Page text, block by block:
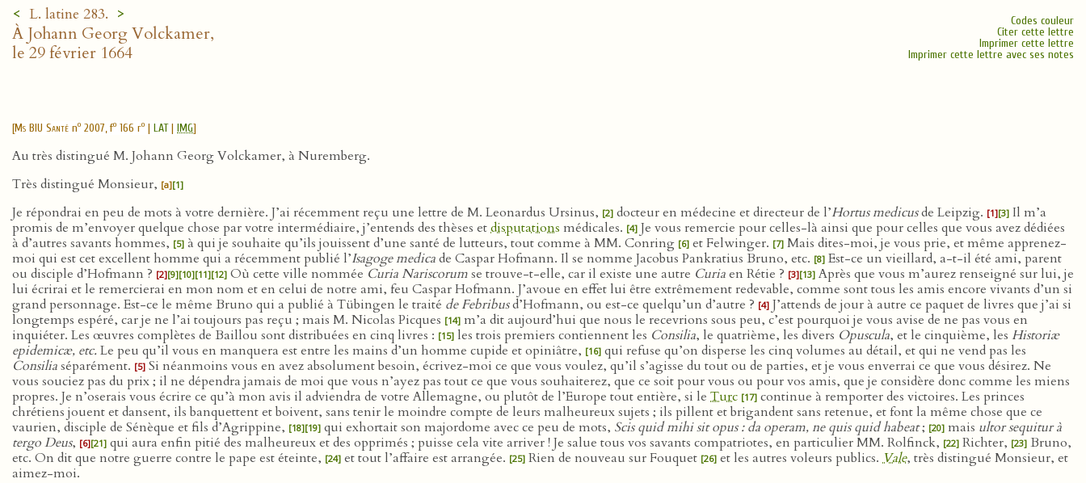
< L. latine 283. >
À Johann Georg Volckamer,
le 29 février 1664
Codes couleur
Citer cette lettre
Imprimer cette lettre
Imprimer cette lettre avec ses notes
[Ms BIU Santé no 2007, fo 166 ro | LAT| IMG]
Au très distingué M. Johann Georg Volckamer, à Nuremberg.
Très distingué Monsieur, [a][1]
Je répondrai en peu de mots à votre dernière. J’ai récemment reçu une lettre de M. Leonardus Ursinus, [2] docteur en médecine et directeur de l’Hortus medicusde Leipzig. [1][3] Il m’a
promis de m’envoyer quelque chose par votre intermédiaire, j’entends des thèses etdisputations médicales. [4] Je vous remercie pour celles-là ainsi que pour celles que vous avez dédiées
à d’autres savants hommes, [5] à qui je souhaite qu’ils jouissent d’une santé de lutteurs, tout comme à MM. Conring [6] et Felwinger. [7] Mais dites-moi, je vous prie, et même apprenez-
moi qui est cet excellent homme qui a récemment publié l’Isagoge medicade Caspar Hofmann. Il se nomme Jacobus Pankratius Bruno, etc. [8] Est-ce un vieillard, a-t-il été ami, parent
ou disciple d’Hofmann ? [2][9][10][11][12] Où cette ville nommée Curia Nariscorumse trouve-t-elle, car il existe une autre Curiaen Rétie ? [3][13] Après que vous m’aurez renseigné sur lui, je
lui écrirai et le remercierai en mon nom et en celui de notre ami, feu Caspar Hofmann. J’avoue en effet lui être extrêmement redevable, comme sont tous les amis encore vivants d’un si
grand personnage. Est-ce le même Bruno qui a publié à Tübingen le traité de Febribusd’Hofmann, ou est-ce quelqu’un d’autre ? [4] J’attends de jour à autre ce paquet de livres que j’ai si
longtemps espéré, car je ne l’ai toujours pas reçu ; mais M. Nicolas Picques [14] m’a dit aujourd’hui que nous le recevrions sous peu, c’est pourquoi je vous avise de ne pas vous en
inquiéter. Les œuvres complètes de Baillou sont distribuées en cinq livres : [15] les trois premiers contiennent les Consilia, le quatrième, les divers Opuscula, et le cinquième, les Historiæ
epidemicæ, etc. Le peu qu’il vous en manquera est entre les mains d’un homme cupide et opiniâtre, [16] qui refuse qu’on disperse les cinq volumes au détail, et qui ne vend pas les
Consiliaséparément. [5] Si néanmoins vous en avez absolument besoin, écrivez-moi ce que vous voulez, qu’il s’agisse du tout ou de parties, et je vous enverrai ce que vous désirez. Ne
vous souciez pas du prix ; il ne dépendra jamais de moi que vous n’ayez pas tout ce que vous souhaiterez, que ce soit pour vous ou pour vos amis, que je considère donc comme les miens
propres. Je n’oserais vous écrire ce qu’à mon avis il adviendra de votre Allemagne, ou plutôt de l’Europe tout entière, si le Turc [17] continue à remporter des victoires. Les princes
chrétiens jouent et dansent, ils banquettent et boivent, sans tenir le moindre compte de leurs malheureux sujets ; ils pillent et brigandent sans retenue, et font la même chose que ce
vaurien, disciple de Sénèque et fils d’Agrippine, [18][19] qui exhortait son majordome avec ce peu de mots, Scis quid mihi sit opus : da operam, ne quis quid habeat; [20] mais ultor sequitur à
tergo Deus, [6][21] qui aura enfin pitié des malheureux et des opprimés ; puisse cela vite arriver ! Je salue tous vos savants compatriotes, en particulier MM. Rolfinck, [22] Richter, [23] Bruno,
etc. On dit que notre guerre contre le pape est éteinte, [24] et tout l’affaire est arrangée. [25] Rien de nouveau sur Fouquet [26] et les autres voleurs publics. Vale, très distingué Monsieur, et
aimez-moi.